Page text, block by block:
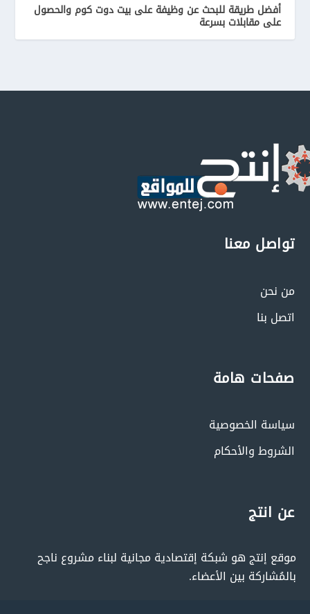
أفضل طريقة للبحث عن وظيفة على بيت دوت كوم والحصول
على مقابلات بسرعة
تواصل معنا
من نحن
اتصل بنا
صفحات هامة
سياسة الخصوصية
الشروط والأحكام
عن انتج
موقع إنتج هو شبكة إقتصادية مجانية لبناء مشروع ناجح
بالمُشاركة بين الأعضاء.